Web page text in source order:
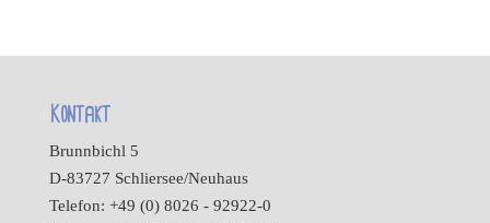
Kontakt
Brunnbichl 5
D-83727 Schliersee/Neuhaus
Telefon: +49 (0) 8026 - 92922-0